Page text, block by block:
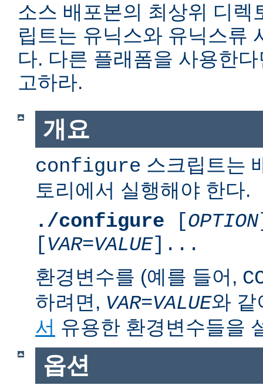
소스 배포본의 최상위 디렉
립트는 유닉스와 유닉스류
다. 다른 플래폼을 사용한
고하라.
개요
configure 스크립트는
토리에서 실행해야 한다.
./configure [OPTION
[VAR=VALUE]...
환경변수를 (예를 들어,
하려면, VAR=VALUE와
서 유용한 환경변수들을
옵션